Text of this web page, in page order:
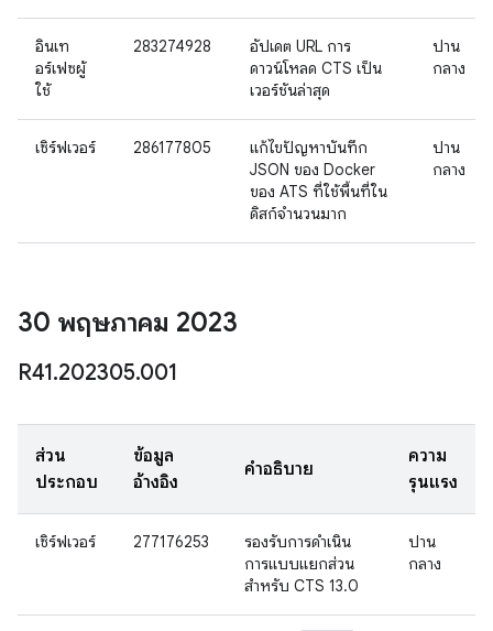
อินเท
อร์เฟซผู้
ใช้
283274928
อัปเดต URL การ
ดาวน์โหลด CTS เป็น
เวอร์ชันล่าสุด
ปาน
กลาง
เซิร์ฟเวอร์ 286177805
แก้ไขปัญหาบันทึก
JSON ของ Docker
ของ ATS ที่ใช้พื้นที่ใน
ดิสก์จำนวนมาก
ปาน
กลาง
30 พฤษภาคม 2023
R41.202305.001
ส่วน
ประกอบ
ข้อมูล
อ้างอิง
คำอธิบาย
ความ
รุนแรง
เซิร์ฟเวอร์ 277176253
รองรับการดำเนิน
การแบบแยกส่วน
สำหรับ CTS 13.0
ปาน
กลาง